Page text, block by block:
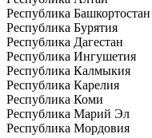
Республика Башкортостан
Республика Бурятия
Республика Дагестан
Республика Ингушетия
Республика Калмыкия
Республика Карелия
Республика Коми
Республика Марий Эл
Республика Мордовия